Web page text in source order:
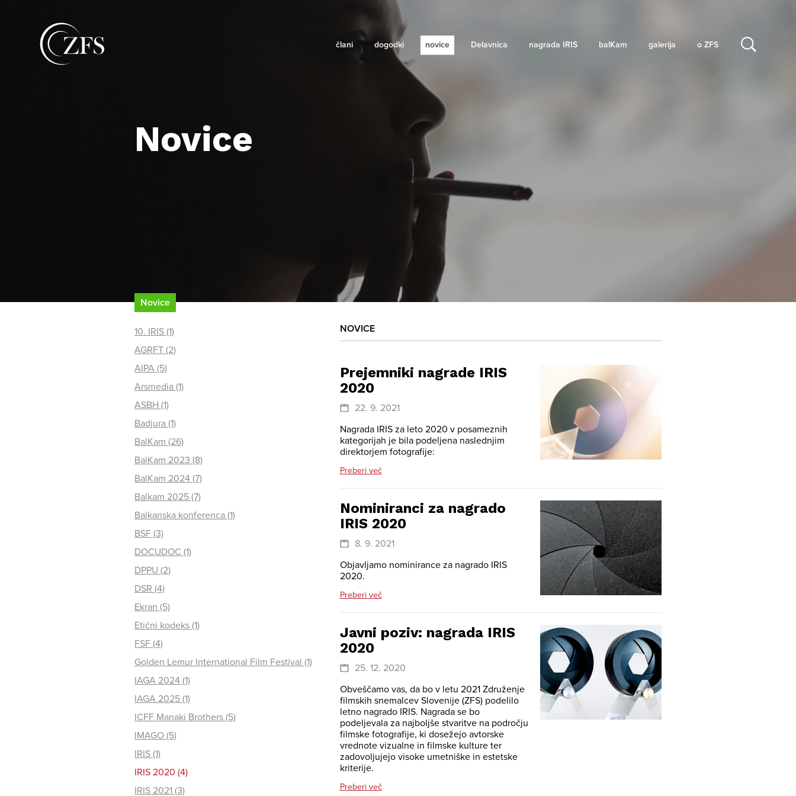
člani dogodki novice Delavnica nagrada IRIS balKam galerija o ZFS
Novice
Novice
10. IRIS (1)
AGRFT (2)
AIPA (5)
Arsmedia (1)
ASBH (1)
Badjura (1)
BalKam (26)
BalKam 2023 (8)
BalKam 2024 (7)
Balkam 2025 (7)
Balkanska konferenca (1)
BSF (3)
DOCUDOC (1)
DPPU (2)
DSR (4)
Ekran (5)
Etični kodeks (1)
FSF (4)
Golden Lemur International Film Festival (1)
IAGA 2024 (1)
IAGA 2025 (1)
ICFF Manaki Brothers (5)
IMAGO (5)
IRIS (1)
IRIS 2020 (4)
IRIS 2021 (3)
NOVICE
Prejemniki nagrade IRIS
2020
22. 9. 2021
Nagrada IRIS za leto 2020 v posameznih
kategorijah je bila podeljena naslednjim
direktorjem fotografije:
Preberi več
Nominiranci za nagrado
IRIS 2020
8. 9. 2021
Objavljamo nominirance za nagrado IRIS
2020.
Preberi več
Javni poziv: nagrada IRIS
2020
25. 12. 2020
Obveščamo vas, da bo v letu 2021 Združenje
filmskih snemalcev Slovenije (ZFS) podelilo
letno nagrado IRIS. Nagrada se bo
podeljevala za najboljše stvaritve na področju
filmske fotografije, ki dosežejo avtorske
vrednote vizualne in filmske kulture ter
zadovoljujejo visoke umetniške in estetske
kriterije.
Preberi več